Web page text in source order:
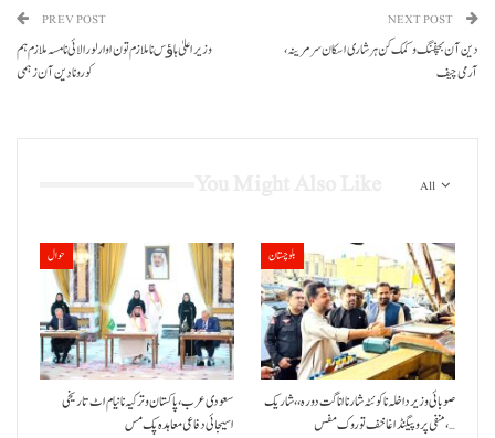
PREV POST
وزیراعلیٰ ہاﺅس نا ملازم تون اوار لورالائی نا مسہ ملازم ہم
کورونا دَین آن زہمی
NEXT POST
دین آن بچفنگ و کمک کن ہر شاری اسکان سر مرینہ،
آرمی چیف
All
حوال
سعودی عرب، پاکستان و ترکیہ نا نیام اٹ تاریخی
اسیجائی دفاعی معاہدہ پک مس
بلوچستان
صوبائی وزیر داخلہ نا کوئٹہ شار نا اناگت دورہ،، شاریک
منفی پروپیگنڈا غا خف توروک مفس،…